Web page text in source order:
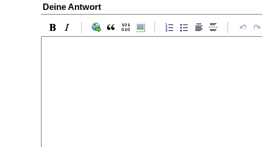
Deine Antwort